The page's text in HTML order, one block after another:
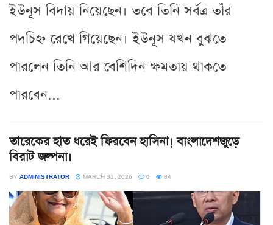
ইউনূস বিদায় নিয়েছেন। তবে তিনি সর্বত্র তাঁর
পদচিহ্ন রেখে গিয়েছেন। ইউনূস যখন বুঝতে
পারলেন তিনি আর বেশিদিন ক্ষমতায় থাকতে
পারবেন...
তারেকের হাত ধরেই ফিরবেন হাসিনা! বাংলাদেশজুড়ে
বিরাট জল্পনা।
BY ADMINISTRATOR MARCH 31, 2026 0 84